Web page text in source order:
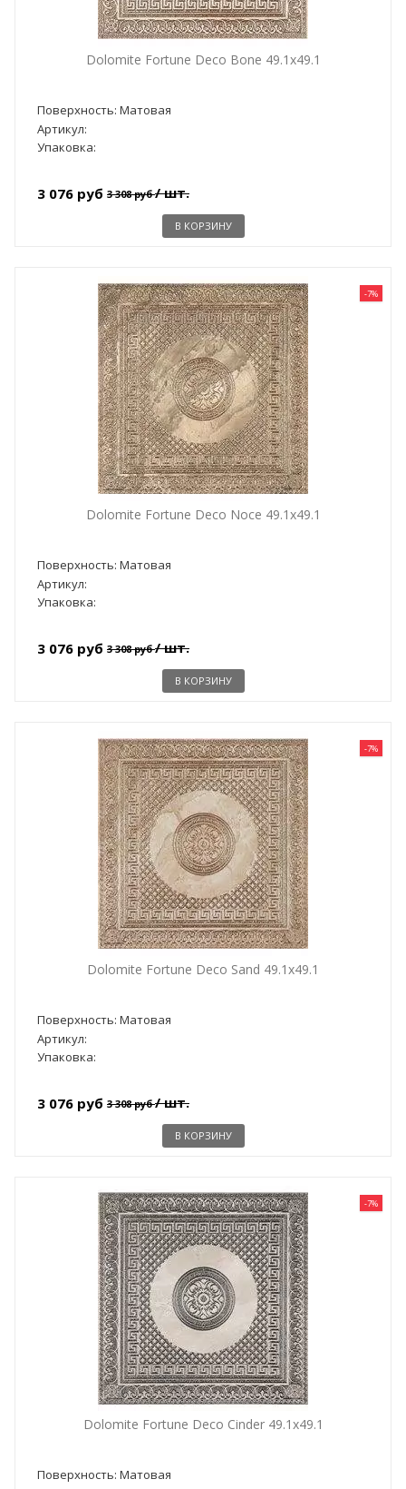
Dolomite Fortune Deco Bone 49.1x49.1
Поверхность: Матовая
Артикул:
Упаковка:
3 076 руб 3 308 руб/ шт.
В КОРЗИНУ
-7%
Dolomite Fortune Deco Noce 49.1x49.1
Поверхность: Матовая
Артикул:
Упаковка:
3 076 руб 3 308 руб/ шт.
В КОРЗИНУ
-7%
Dolomite Fortune Deco Sand 49.1x49.1
Поверхность: Матовая
Артикул:
Упаковка:
3 076 руб 3 308 руб/ шт.
В КОРЗИНУ
-7%
Dolomite Fortune Deco Cinder 49.1x49.1
Поверхность: Матовая